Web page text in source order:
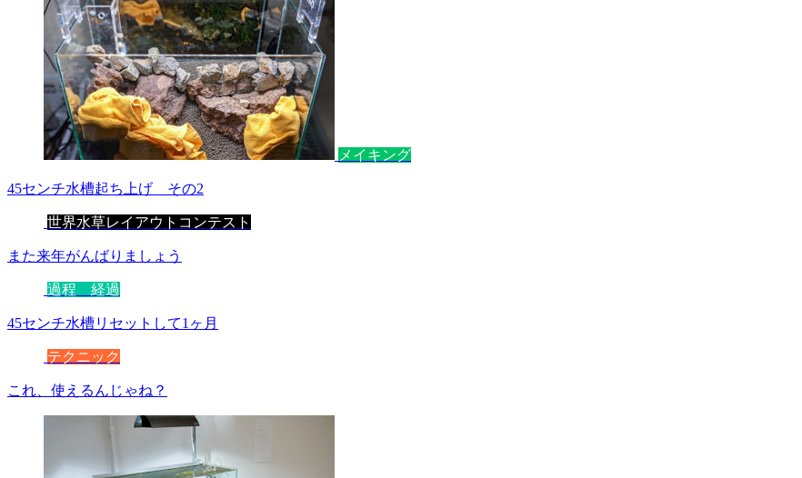
メイキング
45センチ水槽起ち上げ その2
世界水草レイアウトコンテスト
また来年がんばりましょう
過程 経過
45センチ水槽リセットして1ヶ月
テクニック
これ、使えるんじゃね？